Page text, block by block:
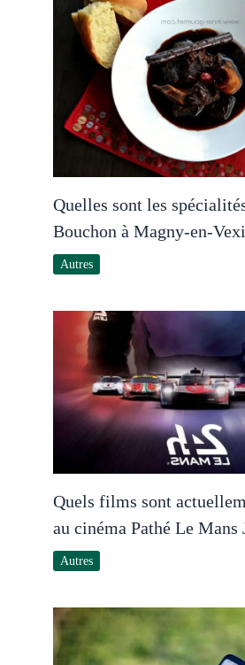
Quelles sont les
Bouchon à Magny-en-
Autres
Quels films sont
au cinéma Pathé Le Mans
Autres